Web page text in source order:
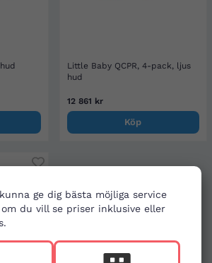
ge dig bästa möjliga service
du vill se priser inklusive eller
Little Baby QCPR, 4-pack, ljus
hud
12 861 kr
Köp